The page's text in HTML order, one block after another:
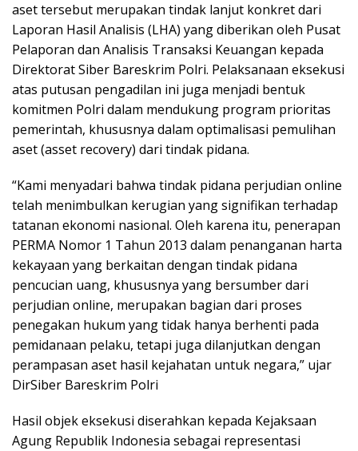
aset tersebut merupakan tindak lanjut konkret dari
Laporan Hasil Analisis (LHA) yang diberikan oleh Pusat
Pelaporan dan Analisis Transaksi Keuangan kepada
Direktorat Siber Bareskrim Polri. Pelaksanaan eksekusi
atas putusan pengadilan ini juga menjadi bentuk
komitmen Polri dalam mendukung program prioritas
pemerintah, khususnya dalam optimalisasi pemulihan
aset (asset recovery) dari tindak pidana.
“Kami menyadari bahwa tindak pidana perjudian online
telah menimbulkan kerugian yang signifikan terhadap
tatanan ekonomi nasional. Oleh karena itu, penerapan
PERMA Nomor 1 Tahun 2013 dalam penanganan harta
kekayaan yang berkaitan dengan tindak pidana
pencucian uang, khususnya yang bersumber dari
perjudian online, merupakan bagian dari proses
penegakan hukum yang tidak hanya berhenti pada
pemidanaan pelaku, tetapi juga dilanjutkan dengan
perampasan aset hasil kejahatan untuk negara,” ujar
DirSiber Bareskrim Polri
Hasil objek eksekusi diserahkan kepada Kejaksaan
Agung Republik Indonesia sebagai representasi